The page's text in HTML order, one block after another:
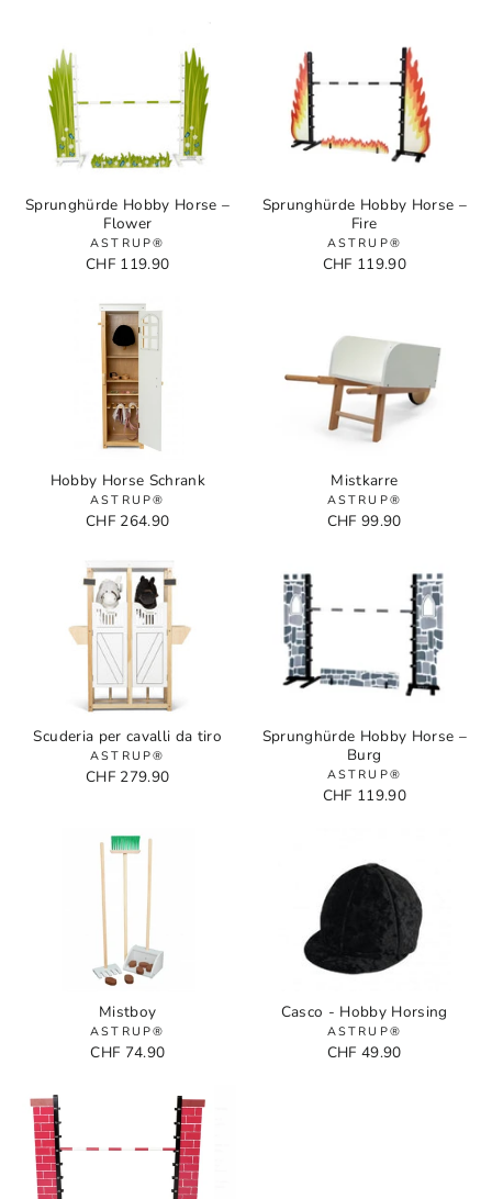
Sprunghürde Hobby Horse –
Flower
ASTRUP®
CHF 119.90
Sprunghürde Hobby Horse –
Fire
ASTRUP®
CHF 119.90
Hobby Horse Schrank
ASTRUP®
CHF 264.90
Mistkarre
ASTRUP®
CHF 99.90
Scuderia per cavalli da tiro
ASTRUP®
CHF 279.90
Sprunghürde Hobby Horse –
Burg
ASTRUP®
CHF 119.90
Mistboy
ASTRUP®
CHF 74.90
Casco - Hobby Horsing
ASTRUP®
CHF 49.90